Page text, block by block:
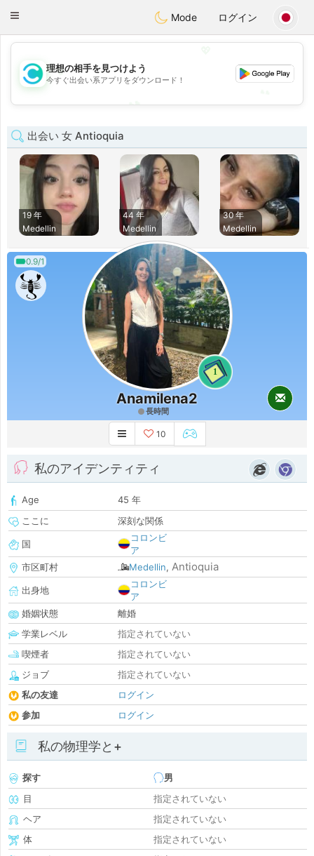
olombiaCitas
Toggle
Mode ログイン
💖
💕
理想の相手を見つけよう
今すぐ出会い系アプリをダウンロード！
出会い 女 Antioquia
19 年
Medellin
44 年
Medellin
30 年
Medellin
0.9/1
1
Anamilena2
長時間
10
私のアイデンティティ
Age
45 年
ここに
深刻な関係
国
コロンビ
ア
市区町村
Medellin, Antioquia
出身地
コロンビ
ア
婚姻状態
離婚
学業レベル
指定されていない
喫煙者
指定されていない
ジョブ
指定されていない
私の友達
ログイン
参加
ログイン
私の物理学と+
探す
男
目
指定されていない
ヘア
指定されていない
体
指定されていない